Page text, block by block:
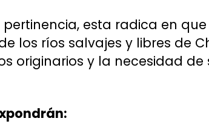
esta radica en
los ríos salvajes y libres de
originarios y la necesidad